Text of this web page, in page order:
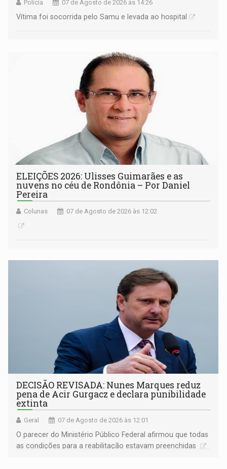
Polícia 07 de Agosto de 2026 às 14:26
Vítima foi socorrida pelo Samu e levada ao hospital
ELEIÇÕES 2026: Ulisses Guimarães e as
nuvens no céu de Rondônia – Por Daniel
Pereira
Colunas 07 de Agosto de 2026 às 12:02
DECISÃO REVISADA: Nunes Marques reduz
pena de Acir Gurgacz e declara punibilidade
extinta
Geral 07 de Agosto de 2026 às 12:01
O parecer do Ministério Público Federal afirmou que todas
as condições para a reabilitação estavam preenchidas